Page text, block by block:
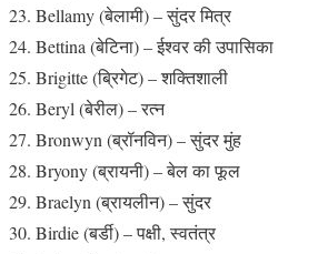
Bellamy (बेलामी) – सुंदर मित्र
Bettina (बेटिना) – ईश्वर की उपासिका
Brigitte (ब्रिगेट) – शक्तिशाली
Beryl (बेरील) – रत्न
Bronwyn (ब्रॉनविन) – सुंदर मुंह
Bryony (ब्रायनी) – बेल का फूल
Braelyn (ब्रायलीन) – सुंदर
Birdie (बर्डी) – पक्षी, स्वतंत्र